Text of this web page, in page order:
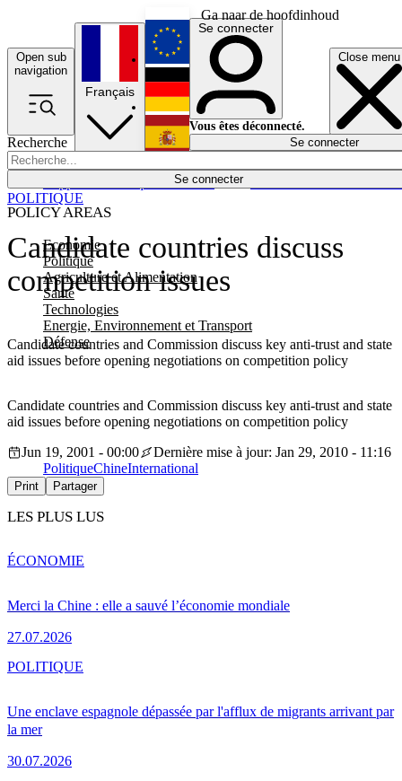
Ga naar de hoofdinhoud
Open sub
navigation
Close menu
Recherche
Se connecter
POLICY AREAS
Economie
Politique
Agriculture et Alimentation
Santé
Technologies
Energie, Environnement et Transport
Défense
Économie
Français
English
Deutsch
Español
Se connecter
Vous êtes déconnecté.
Se connecter
Candidate countries discuss
competition issues
Candidate countries and Commission discuss key anti-trust and state
aid issues before opening negotiations on competition policy
POLITIQUE
Candidate countries and Commission discuss key anti-trust and state
aid issues before opening negotiations on competition policy
Jun 19, 2001 - 00:00
Dernière mise à jour: Jan 29, 2010 - 11:16
PolitiqueChineInternational
Print Partager
LES PLUS LUS
Merci la Chine : elle a sauvé l’économie mondiale
27.07.2026
ÉCONOMIE
Une enclave espagnole dépassée par l'afflux de migrants arrivant par
la mer
30.07.2026
POLITIQUE